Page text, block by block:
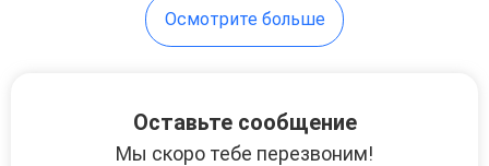
Клей слипчивое
автошины
Осмотрите больше
Оставьте сообщение
Мы скоро тебе перезвоним!